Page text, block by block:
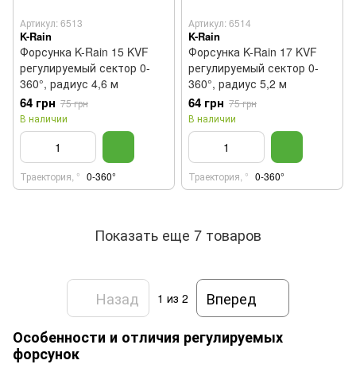
Артикул: 6513
K-Rain
Форсунка K-Rain 15 KVF
регулируемый сектор 0-
360°, радиус 4,6 м
64 грн 75 грн
В наличии
Траектория, ° 0-360°
Артикул: 6514
K-Rain
Форсунка K-Rain 17 KVF
регулируемый сектор 0-
360°, радиус 5,2 м
64 грн 75 грн
В наличии
Траектория, ° 0-360°
Показать еще 7 товаров
Назад 1 из 2
Вперед
Особенности и отличия регулируемых
форсунок